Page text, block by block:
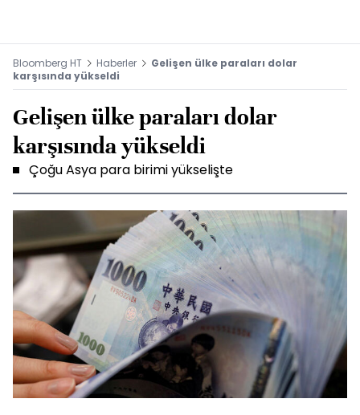
Bloomberg HT Haberler
Gelişen ülke paraları dolar
karşısında yükseldi
Gelişen ülke paraları dolar
karşısında yükseldi
Çoğu Asya para birimi yükselişte